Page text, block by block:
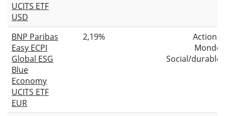
UCITS ETF
USD
BNP Paribas
Easy ECPI
Global ESG
Blue
Economy
UCITS ETF
EUR
2,19%
Actions
Monde
Social/durable